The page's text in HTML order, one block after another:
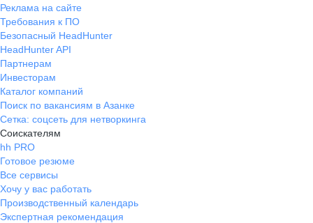
Реклама на сайте
Требования к ПО
Безопасный HeadHunter
HeadHunter API
Партнерам
Инвесторам
Каталог компаний
Поиск по вакансиям в Азанке
Сетка: соцсеть для нетворкинга
Соискателям
hh PRO
Готовое резюме
Все сервисы
Хочу у вас работать
Производственный календарь
Экспертная рекомендация